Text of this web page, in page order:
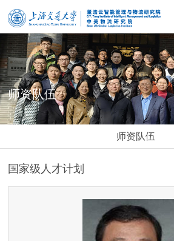
师资队伍
师资队伍
国家级人才计划